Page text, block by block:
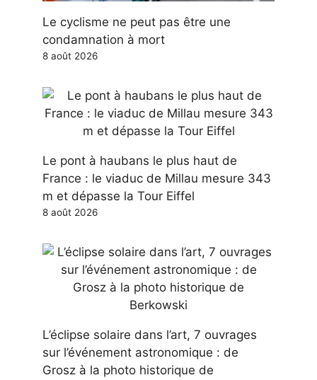
Le cyclisme ne peut pas être une
condamnation à mort
8 août 2026
Le pont à haubans le plus haut de
France : le viaduc de Millau mesure 343
m et dépasse la Tour Eiffel
8 août 2026
L’éclipse solaire dans l’art, 7 ouvrages
sur l’événement astronomique : de
Grosz à la photo historique de